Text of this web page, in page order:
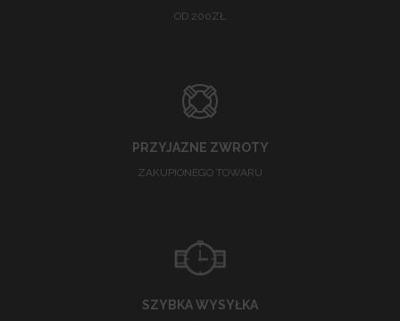
OD 200ZŁ
PRZYJAZNE ZWROTY
ZAKUPIONEGO TOWARU
SZYBKA WYSYŁKA